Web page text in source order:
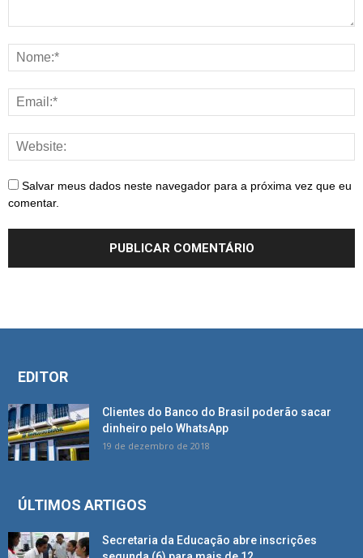
Salvar meus dados neste navegador para a próxima vez que eu
comentar.
EDITOR
Clientes do Banco do Brasil poderão sacar
dinheiro pelo WhatsApp
19 de dezembro de 2018
ÚLTIMOS ARTIGOS
Secretaria da Educação abre inscrições